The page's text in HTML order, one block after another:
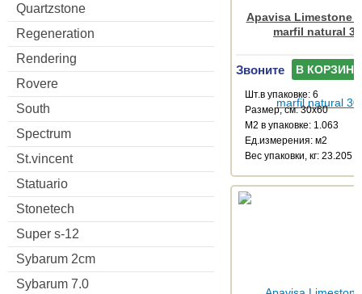
Quartzstone
Regeneration
Rendering
Rovere
South
Spectrum
St.vincent
Statuario
Stonetech
Super s-12
Sybarum 2cm
Sybarum 7.0
Apavisa Limestone
marfil natural
Звоните В КОРЗИНУ
Шт.в упаковке: 6
Размер, см: 30x60
М2 в упаковке: 1.063
Ед.измерения: м2
Веc упаковки, кг: 23.205